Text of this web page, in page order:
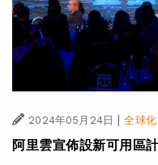
2024年05月24日 全球化
阿里雲宣佈設新可用區